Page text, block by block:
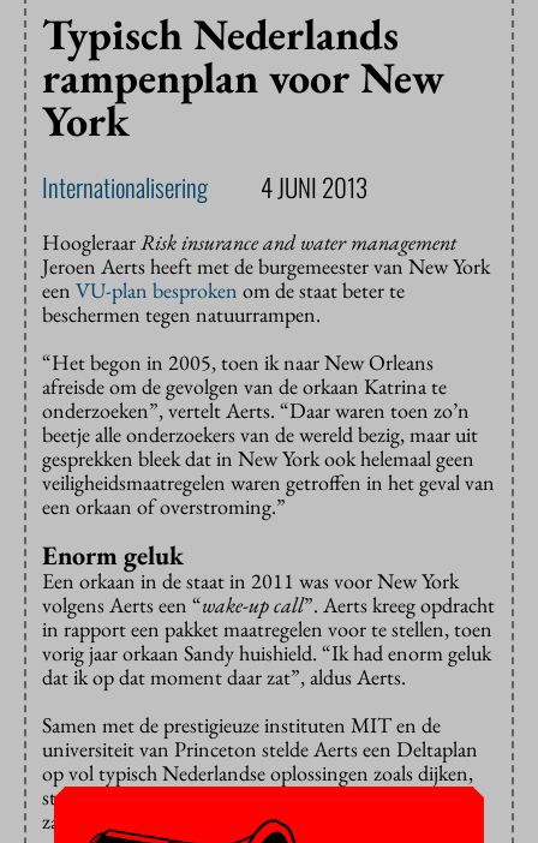
Typisch Nederlands
rampenplan voor New
York
Internationalisering 4 JUNI 2013
HoogleraarRisk insurance and water management
Jeroen Aerts heeft met de burgemeester van New York
een VU-plan besproken om de staat beter te
beschermen tegen natuurrampen.
“Het begon in 2005, toen ik naar New Orleans
afreisde om de gevolgen van de orkaan Katrina te
onderzoeken”, vertelt Aerts. “Daar waren toen zo’n
beetje alle onderzoekers van de wereld bezig, maar uit
gesprekken bleek dat in New York ook helemaal geen
veiligheidsmaatregelen waren getroffen in het geval van
een orkaan of overstroming.”
Enorm geluk
Een orkaan in de staat in 2011 was voor New York
volgens Aerts een “wake-up call”. Aerts kreeg opdracht
in rapport een pakket maatregelen voor te stellen, toen
vorig jaar orkaan Sandy huishield. “Ik had enorm geluk
dat ik op dat moment daar zat”, aldus Aerts.
Samen met de prestigieuze instituten MIT en de
universiteit van Princeton stelde Aerts een Deltaplan
op vol typisch Nederlandse oplossingen zoals dijken,
stormvloedkeringen en het opspuiten van
zandstranden.